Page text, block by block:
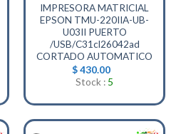
IMPRESORA MATRICIAL
EPSON TMU-220IIA-UB-
U03II PUERTO
/USB/C31cl26042ad
CORTADO AUTOMATICO
$430.00
Stock : 5